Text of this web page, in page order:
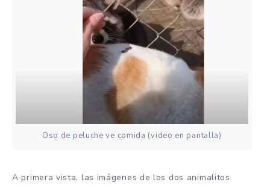
Oso de peluche ve comida (video en pantalla)
A primera vista, las imágenes de los dos animalitos